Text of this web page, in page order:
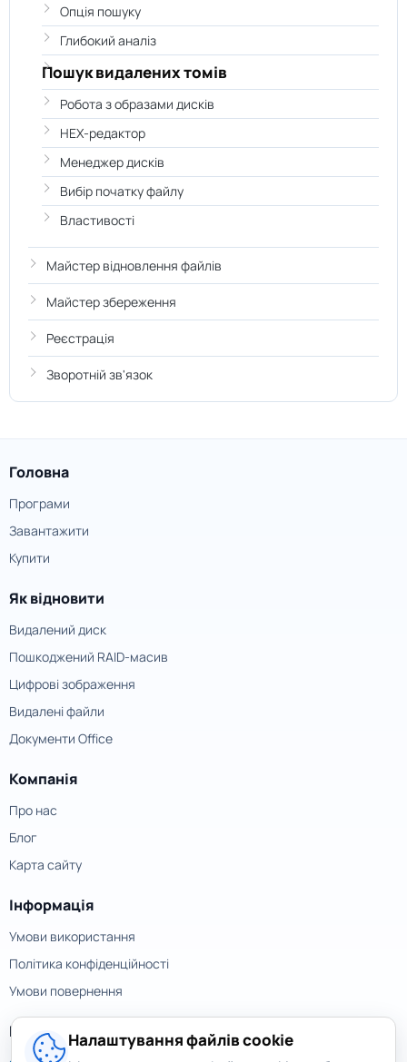
Опція пошуку
Глибокий аналіз
Пошук видалених томів
Робота з образами дисків
HEX-редактор
Менеджер дисків
Вибір початку файлу
Властивості
Майстер відновлення файлів
Майстер збереження
Реєстрація
Зворотній зв'язок
Головна
Програми
Завантажити
Купити
Як відновити
Видалений диск
Пошкоджений RAID-масив
Цифрові зображення
Видалені файли
Документи Office
Компанія
Про нас
Блог
Карта сайту
Інформація
Умови використання
Політика конфіденційності
Умови повернення
КонтактиНалаштування файлів cookie